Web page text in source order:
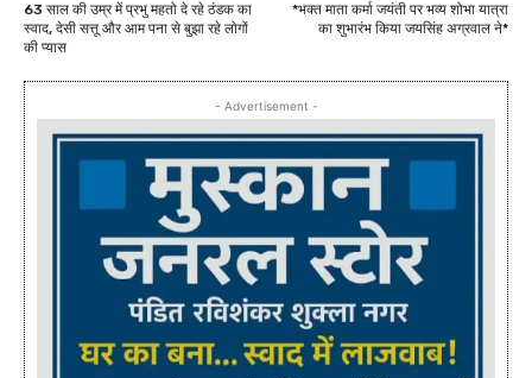
63 साल की उम्र में प्रभु महतो दे रहे ठंडक का
स्वाद, देसी सत्तू और आम पना से बुझा रहे लोगों
की प्यास
*भक्त माता कर्मा जयंती पर भव्य शोभा यात्रा
का शुभारंभ किया जयसिंह अग्रवाल ने*
- Advertisement -